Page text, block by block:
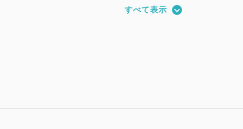
すべて表示